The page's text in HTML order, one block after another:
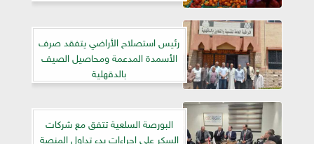
رئيس استصلاح الأراضي يتفقد صرف
الأسمدة المدعمة ومحاصيل الصيف
بالدقهلية
البورصة السلعية تتفق مع شركات
السكر على إجراءات بدء تداول المنصة